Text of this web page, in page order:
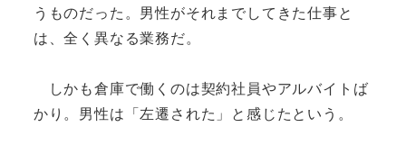
うものだった。男性がそれまでしてきた仕事と
は、全く異なる業務だ。
しかも倉庫で働くのは契約社員やアルバイトば
かり。男性は「左遷された」と感じたという。